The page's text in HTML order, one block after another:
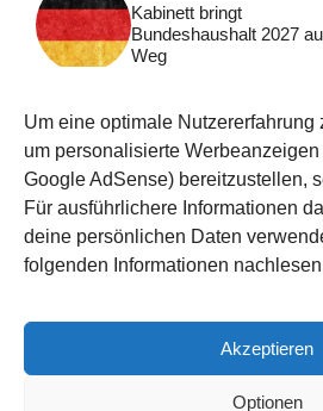
Um eine optimale Nutzererfahrung
um personalisierte
Google AdSense) bereitzustellen,
Für ausführlichere Informationen
deine persönlichen Daten
folgenden Informationen
Akzeptieren
Optionen
Kabinett bringt
Bundeshaushalt 2027
Weg
Funktionsweise,
und Rankinglogik
Computer
Wieso habe ich im
kein Internet?
© 2026
IMPRESSUM